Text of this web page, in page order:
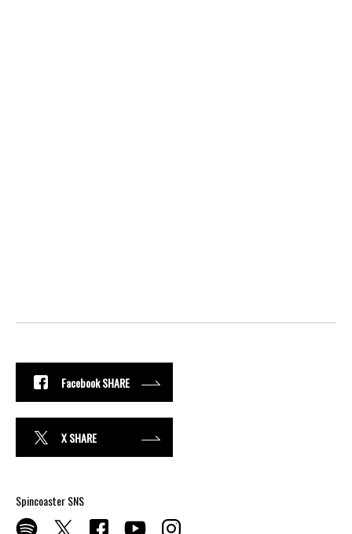
Facebook SHARE
X SHARE
Spincoaster SNS